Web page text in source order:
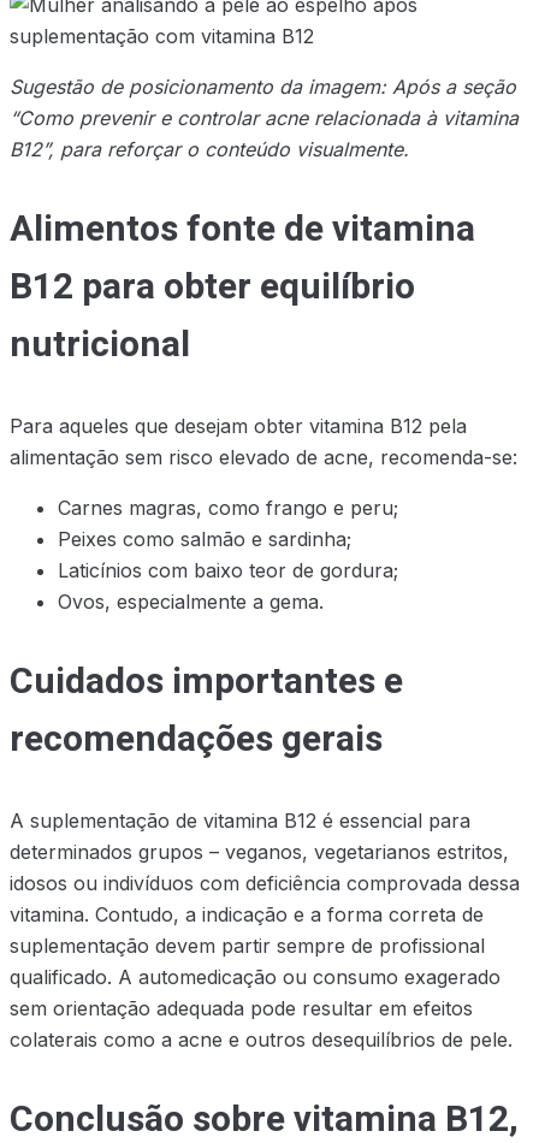
Sugestão de posicionamento da imagem: Após a seção
“Como prevenir e controlar acne relacionada à vitamina
B12”, para reforçar o conteúdo visualmente.
Alimentos fonte de vitamina
B12 para obter equilíbrio
nutricional
Para aqueles que desejam obter vitamina B12 pela
alimentação sem risco elevado de acne, recomenda-se:
Carnes magras, como frango e peru;
Peixes como salmão e sardinha;
Laticínios com baixo teor de gordura;
Ovos, especialmente a gema.
Cuidados importantes e
recomendações gerais
A suplementação de vitamina B12 é essencial para
determinados grupos – veganos, vegetarianos estritos,
idosos ou indivíduos com deficiência comprovada dessa
vitamina. Contudo, a indicação e a forma correta de
suplementação devem partir sempre de profissional
qualificado. A automedicação ou consumo exagerado
sem orientação adequada pode resultar em efeitos
colaterais como a acne e outros desequilíbrios de pele.
Conclusão sobre vitamina B12,